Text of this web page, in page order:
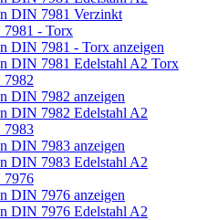
DIN 7981 Verzinkt
7981 - Torx
DIN 7981 - Torx anzeigen
DIN 7981 Edelstahl A2 Torx
7982
DIN 7982 anzeigen
DIN 7982 Edelstahl A2
7983
DIN 7983 anzeigen
DIN 7983 Edelstahl A2
7976
DIN 7976 anzeigen
DIN 7976 Edelstahl A2